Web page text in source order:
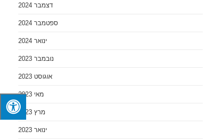
דצמבר 2024
ספטמבר 2024
ינואר 2024
נובמבר 2023
אוגוסט 2023
מאי 2023
מרץ 2023
ינואר 2023